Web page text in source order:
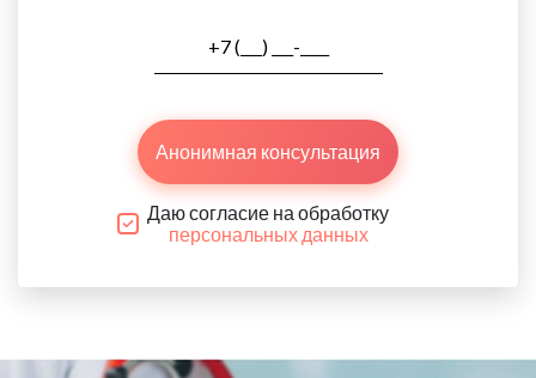
Анонимная консультация
Даю согласие на обработку
персональных данных